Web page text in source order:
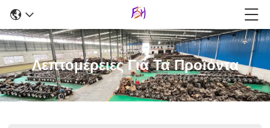
Λεπτομέρειες Για Τα Προϊόντα